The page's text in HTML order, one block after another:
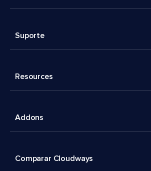
Suporte
Resources
Addons
Comparar Cloudways